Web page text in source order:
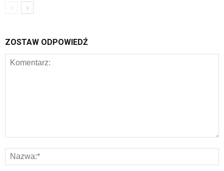
ZOSTAW ODPOWIEDŹ